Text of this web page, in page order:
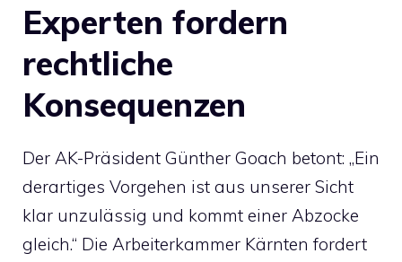
Experten fordern
rechtliche
Konsequenzen
Der AK-Präsident Günther Goach betont: „Ein
derartiges Vorgehen ist aus unserer Sicht
klar unzulässig und kommt einer Abzocke
gleich.“ Die Arbeiterkammer Kärnten fordert